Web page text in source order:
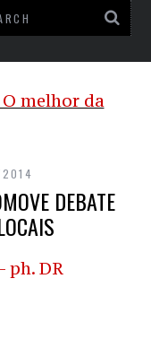
DEBATE